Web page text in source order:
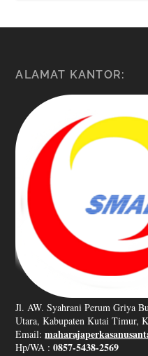
ALAMAT KANTOR:
Jl. AW. Syahrani Perum Griya
Utara, Kabupaten Kutai Timur,
Email:
Hp/WA :0857-5438-2569